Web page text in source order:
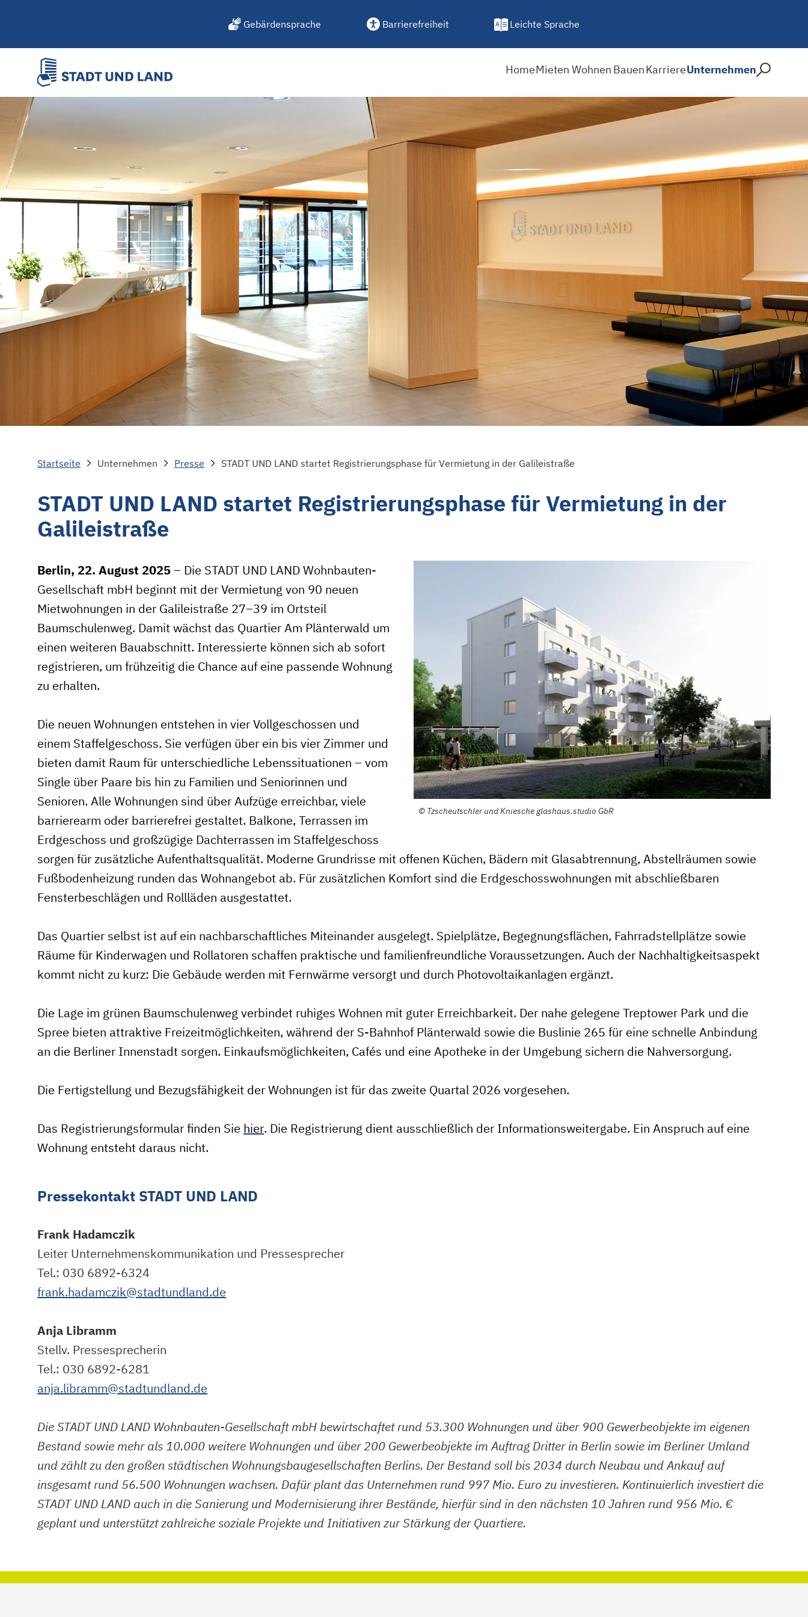
Gebärdensprache Barrierefreiheit Leichte Sprache
HomeMieten Wohnen BauenKarriereUnternehmen
STADT UND LAND startet Registrierungsphase für Vermietung in der
Startseite Unternehmen Presse STADT UND LAND startet Registrierungsphase für Vermietung in der Galileistraße
STADT UND LAND startet Registrierungsphase für Vermietung in der
Galileistraße
© Tzscheutschler und Kniesche glashaus.studio GbR
Berlin, 22. August 2025– Die STADT UND LAND Wohnbauten-
Gesellschaft mbH beginnt mit der Vermietung von 90 neuen
Mietwohnungen in der Galileistraße 27–39 im Ortsteil
Baumschulenweg. Damit wächst das Quartier Am Plänterwald um
einen weiteren Bauabschnitt. Interessierte können sich ab sofort
registrieren, um frühzeitig die Chance auf eine passende Wohnung
zu erhalten.
Die neuen Wohnungen entstehen in vier Vollgeschossen und
einem Staffelgeschoss. Sie verfügen über ein bis vier Zimmer und
bieten damit Raum für unterschiedliche Lebenssituationen – vom
Single über Paare bis hin zu Familien und Seniorinnen und
Senioren. Alle Wohnungen sind über Aufzüge erreichbar, viele
barrierearm oder barrierefrei gestaltet. Balkone, Terrassen im
Erdgeschoss und großzügige Dachterrassen im Staffelgeschoss
sorgen für zusätzliche Aufenthaltsqualität. Moderne Grundrisse mit offenen Küchen, Bädern mit Glasabtrennung, Abstellräumen sowie
Fußbodenheizung runden das Wohnangebot ab. Für zusätzlichen Komfort sind die Erdgeschosswohnungen mit abschließbaren
Fensterbeschlägen und Rollläden ausgestattet.
Das Quartier selbst ist auf ein nachbarschaftliches Miteinander ausgelegt. Spielplätze, Begegnungsflächen, Fahrradstellplätze sowie
Räume für Kinderwagen und Rollatoren schaffen praktische und familienfreundliche Voraussetzungen. Auch der Nachhaltigkeitsaspekt
kommt nicht zu kurz: Die Gebäude werden mit Fernwärme versorgt und durch Photovoltaikanlagen ergänzt.
Die Lage im grünen Baumschulenweg verbindet ruhiges Wohnen mit guter Erreichbarkeit. Der nahe gelegene Treptower Park und die
Spree bieten attraktive Freizeitmöglichkeiten, während der S-Bahnhof Plänterwald sowie die Buslinie 265 für eine schnelle Anbindung
an die Berliner Innenstadt sorgen. Einkaufsmöglichkeiten, Cafés und eine Apotheke in der Umgebung sichern die Nahversorgung.
Die Fertigstellung und Bezugsfähigkeit der Wohnungen ist für das zweite Quartal 2026 vorgesehen.
Das Registrierungsformular finden Sie hier. Die Registrierung dient ausschließlich der Informationsweitergabe. Ein Anspruch auf eine
Wohnung entsteht daraus nicht.
Pressekontakt STADT UND LAND
Frank Hadamczik
Leiter Unternehmenskommunikation und Pressesprecher
Tel.: 030 6892-6324
frank.hadamczik@stadtundland.de
Anja Libramm
Stellv. Pressesprecherin
Tel.: 030 6892-6281
anja.libramm@stadtundland.de
Die STADT UND LAND Wohnbauten-Gesellschaft mbH bewirtschaftet rund 53.300 Wohnungen und über 900 Gewerbeobjekte im eigenen
Bestand sowie mehr als 10.000 weitere Wohnungen und über 200 Gewerbeobjekte im Auftrag Dritter in Berlin sowie im Berliner Umland
und zählt zu den großen städtischen Wohnungsbaugesellschaften Berlins. Der Bestand soll bis 2034 durch Neubau und Ankauf auf
insgesamt rund 56.500 Wohnungen wachsen. Dafür plant das Unternehmen rund 997 Mio. Euro zu investieren. Kontinuierlich investiert die
STADT UND LAND auch in die Sanierung und Modernisierung ihrer Bestände, hierfür sind in den nächsten 10 Jahren rund 956 Mio. €
geplant und unterstützt zahlreiche soziale Projekte und Initiativen zur Stärkung der Quartiere.